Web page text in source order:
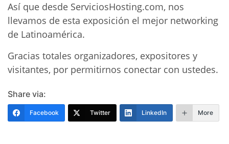
Así que desde ServiciosHosting.com, nos
llevamos de esta exposición el mejor networking
de Latinoamérica.
Gracias totales organizadores, expositores y
visitantes, por permitirnos conectar con ustedes.
Share via:
Facebook Twitter LinkedIn More